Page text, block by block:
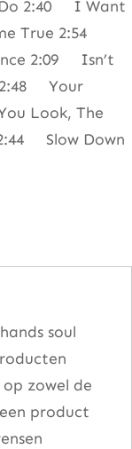
Do 2:40 I Want
True 2:54
2:09 Isn’t
2:48 Your
Look, The
Slow Down
soul
zowel de
product